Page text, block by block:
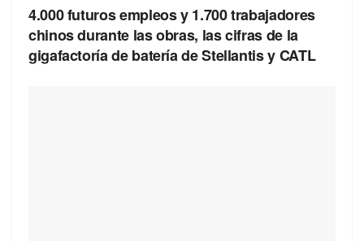
4.000 futuros empleos y 1.700 trabajadores
chinos durante las obras, las cifras de la
gigafactoría de batería de Stellantis y CATL